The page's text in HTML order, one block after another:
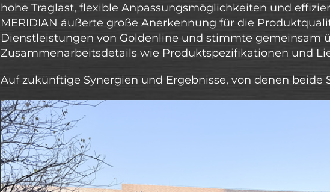
hohe Traglast, flexible Anpassungsmöglichkeiten und
MERIDIAN äußerte große Anerkennung für die
Dienstleistungen von Goldenline und stimmte gemeinsam
Zusammenarbeitsdetails wie Produktspezifikationen und
Auf zukünftige Synergien und Ergebnisse, von denen beide